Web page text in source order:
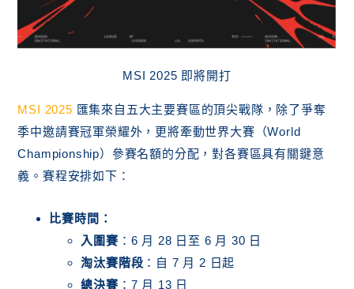
MSI 2025 即將開打
MSI 2025 匯集來自五大主要賽區的頂尖戰隊，除了爭奪
季中邀請賽冠軍榮耀外，更將牽動世界大賽（World
Championship）參賽名額的分配，對各賽區具有關鍵意
義。賽程安排如下：
比賽時間：
入圍賽：6 月 28 日至 6 月 30 日
淘汰賽階段 ：自 7 月 2 日起
總決賽：7 月 13 日